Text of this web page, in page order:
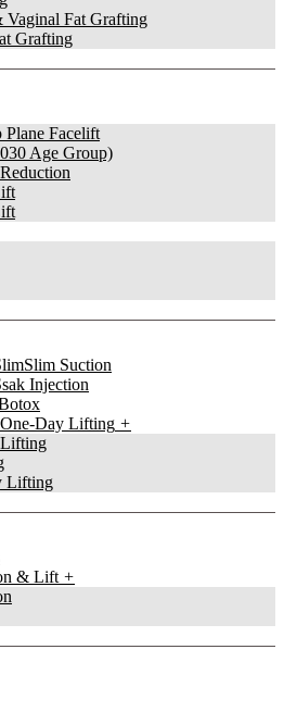
Vaginal Fat Grafting
Grafting
Plane Facelift
Age Group)
Suction
Injection
Day Lifting
Lifting
Lifting
& Lift